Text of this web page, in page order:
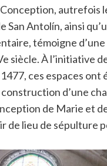
autrefois
San Antolín, ainsi
témoigne
siècle. À l’initiative
ces espaces ont
d’une
de Marie et
de lieu de sépulture